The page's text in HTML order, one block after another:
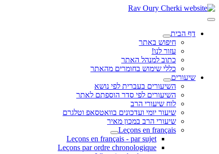
דף הבית
חיפוש באתר
עזור לנו!
כתוב למנהל האתר
כללי שימוש בחומרים מהאתר
שיעורים
השיעורים בעברית לפי נושא
השיעורים לפי סדר הוספתם לאתר
לוח שיעורי הרב
שיעור יומי ועדכונים בוואטסאפ וטלגרם
שיעורי הרב במכון מאיר
Leçons en français
Leçons en français - par sujet
Leçons par ordre chronologique